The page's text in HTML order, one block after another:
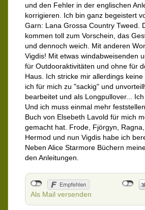
und den Fehler in der englischen
korrigieren. Ich bin ganz begeistert
Garn: Lana Grossa Country Tweed.
kommen toll zum Vorschein, das
und dennoch weich. Mit anderen
Vigdis! Mit etwas windabweisenden
für Outdooraktivitäten und ohne für
Haus. Ich stricke mir allerdings
ich für mich zu "sackig" und
bearbeitet und als Longpullover...
Und ich muss einmal mehr
Buch von Elsebeth Lavold für mich
gemacht hat. Frode, Fjörgyn,
Hermod und nun Vigdis habe ich
Neben Alice Starmore Büchern
den Anleitungen.
Als Mail versenden